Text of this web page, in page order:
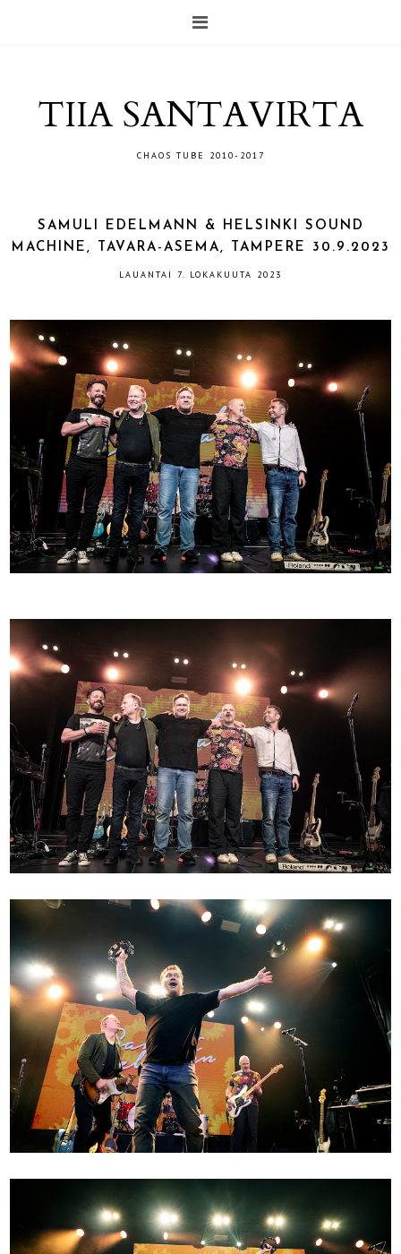
TIIA SANTAVIRTA
CHAOS TUBE 2010-2017
SAMULI EDELMANN & HELSINKI SOUND
MACHINE, TAVARA-ASEMA, TAMPERE 30.9.2023
LAUANTAI 7. LOKAKUUTA 2023